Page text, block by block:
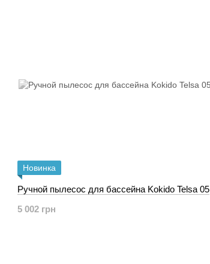
Новинка
Ручной пылесос для бассейна Kokido Telsa 05
5 002 грн